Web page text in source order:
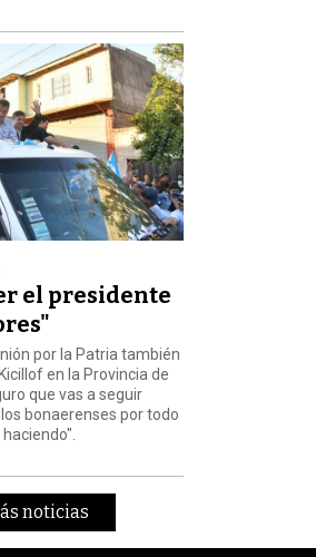
el presidente
por la Patria también
en la Provincia de
que vas a seguir
bonaerenses por todo
noticias